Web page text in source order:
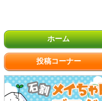
ホーム
投稿コーナー